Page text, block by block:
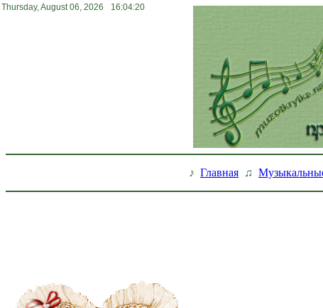
Thursday, August 06, 2026 16:04:21
♪ Главная ♫